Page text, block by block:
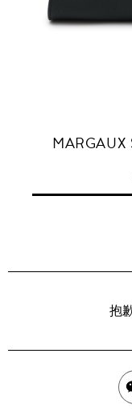
MARGAUX
抱